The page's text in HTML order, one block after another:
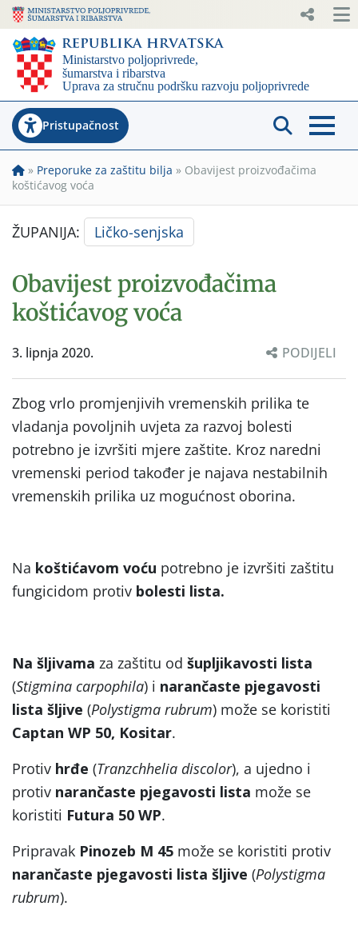
Pristupačnost
» Preporuke za zaštitu bilja » Obavijest proizvođačima
koštićavog voća
ŽUPANIJA: Ličko-senjska
Obavijest proizvođačima
koštićavog voća
3. lipnja 2020. PODIJELI
Zbog vrlo promjenjivih vremenskih prilika te
vladanja povoljnih uvjeta za razvoj bolesti
potrebno je izvršiti mjere zaštite. Kroz naredni
vremenski period također je najava nestabilnih
vremenskih prilika uz mogućnost oborina.
Na koštićavom voću potrebno je izvršiti zaštitu
fungicidom protiv bolesti lista.
Na šljivama za zaštitu od šupljikavosti lista
(Stigmina carpophila) i narančaste pjegavosti
lista šljive (Polystigma rubrum) može se koristiti
Captan WP 50, Kositar.
Protiv hrđe (Tranzchhelia discolor), a ujedno i
protiv narančaste pjegavosti lista može se
koristiti Futura 50 WP.
Pripravak Pinozeb M 45 može se koristiti protiv
narančaste pjegavosti lista šljive (Polystigma
rubrum).